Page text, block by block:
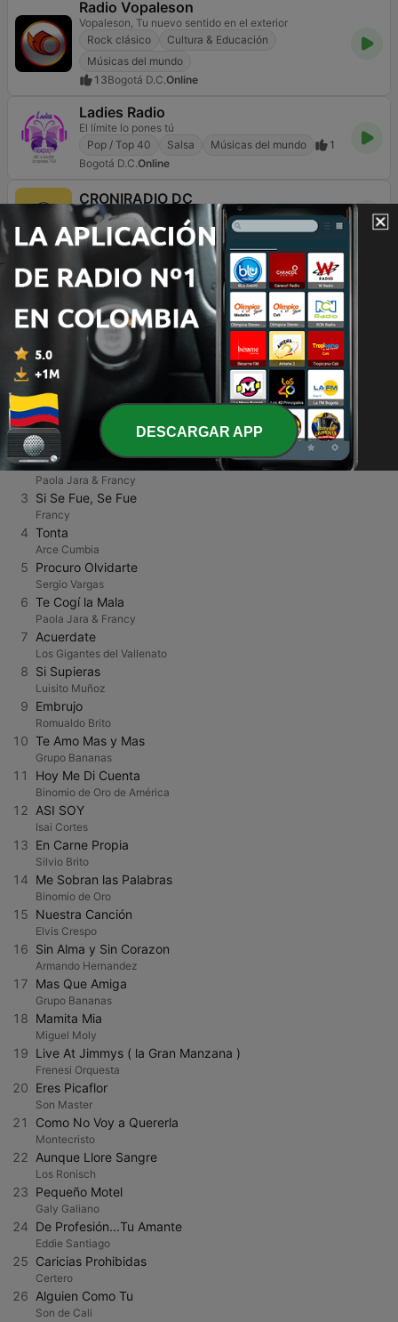
Radio Vopaleson
Vopaleson, Tu nuevo sentido en el exterior
Rock clásico
Cultura & Educación
Músicas del mundo
13Bogotá D.C.Online
Ladies Radio
El límite lo pones tú
Pop / Top 40
Salsa Músicas del mundo
1
Bogotá D.C.Online
CRONIRADIO DC
La Radio de la calle
Músicas del mundo
5Bogotá D.C.Online
Página9de
10
1
< 9 10 >
TOP CANCIONES
1 Fuego, fuego
Insurgente Oficial
2 Que Sufra, Que Chupe y Que Llore (feat. Francy)
Paola Jara & Francy
3 Si Se Fue, Se Fue
Francy
4 Tonta
Arce Cumbia
5 Procuro Olvidarte
Sergio Vargas
6 Te Cogí la Mala
Paola Jara & Francy
7 Acuerdate
Los Gigantes del Vallenato
8 Si Supieras
Luisito Muñoz
9 Embrujo
Romualdo Brito
10 Te Amo Mas y Mas
Grupo Bananas
11 Hoy Me Di Cuenta
Binomio de Oro de América
12 ASI SOY
Isai Cortes
13 En Carne Propia
Silvio Brito
14 Me Sobran las Palabras
Binomio de Oro
15 Nuestra Canción
Elvis Crespo
16 Sin Alma y Sin Corazon
Armando Hernandez
17 Mas Que Amiga
Grupo Bananas
18 Mamita Mia
Miguel Moly
19 Live At Jimmys ( la Gran Manzana )
Frenesi Orquesta
20 Eres Picaflor
Son Master
21 Como No Voy a Quererla
Montecristo
22 Aunque Llore Sangre
Los Ronisch
23 Pequeño Motel
Galy Galiano
24 De Profesión...Tu Amante
Eddie Santiago
25 Caricias Prohibidas
Certero
26 Alguien Como Tu
Son de Cali
DESCARGAR APP